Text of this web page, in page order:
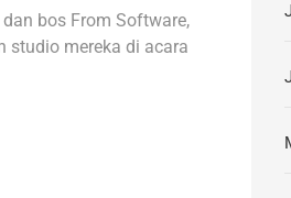
bos From Software,
studio mereka di acara